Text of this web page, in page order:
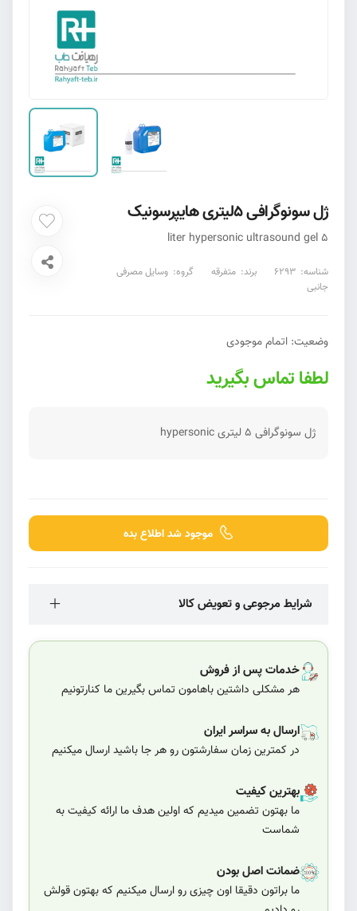
ژل سونوگرافی 5لیتری هایپرسونیک
5 liter hypersonic ultrasound gel
شناسه: 6293 برند: متفرقه گروه: وسایل مصرفی
جانبی
وضعیت: اتمام موجودی
لطفا تماس بگیرید
ژل سونوگرافی 5 لیتری hypersonic
موجود شد اطلاع بده
شرایط مرجوعی و تعویض کالا
خدمات پس از فروش
هر مشکلی داشتین باهامون تماس بگیرین ما کنارتونیم
ارسال به سراسر ایران
در کمترین زمان سفارشتون رو هر جا باشید ارسال میکنیم
بهترین کیفیت
ما بهتون تضمین میدیم که اولین هدف ما ارائه کیفیت به
شماست
ضمانت اصل بودن
ما براتون دقیقا اون چیزی رو ارسال میکنیم که بهتون قولش